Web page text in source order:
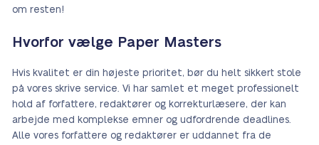
om resten!
Hvorfor vælge Paper Masters
Hvis kvalitet er din højeste prioritet, bør du helt sikkert stole
på vores skrive service. Vi har samlet et meget professionelt
hold af forfattere, redaktører og korrekturlæsere, der kan
arbejde med komplekse emner og udfordrende deadlines.
Alle vores forfattere og redaktører er uddannet fra de